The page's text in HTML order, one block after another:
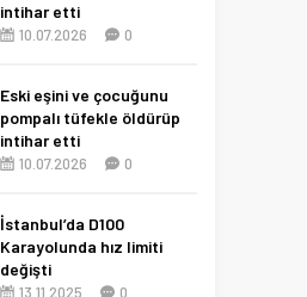
intihar etti
10.07.2026 0
Eski eşini ve çocuğunu
pompalı tüfekle öldürüp
intihar etti
10.07.2026 0
İstanbul’da D100
Karayolunda hız limiti
değişti
13.11.2025 0